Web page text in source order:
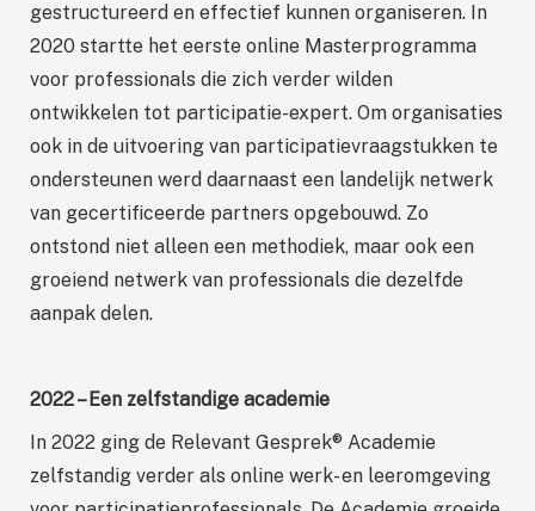
gestructureerd en effectief kunnen organiseren. In
2020 startte het eerste online Masterprogramma
voor professionals die zich verder wilden
ontwikkelen tot participatie-expert. Om organisaties
ook in de uitvoering van participatievraagstukken te
ondersteunen werd daarnaast een landelijk netwerk
van gecertificeerde partners opgebouwd. Zo
ontstond niet alleen een methodiek, maar ook een
groeiend netwerk van professionals die dezelfde
aanpak delen.
2022 – Een zelfstandige academie
In 2022 ging de Relevant Gesprek® Academie
zelfstandig verder als online werk- en leeromgeving